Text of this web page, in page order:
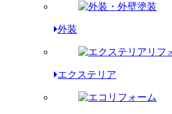
外装
エクステリア